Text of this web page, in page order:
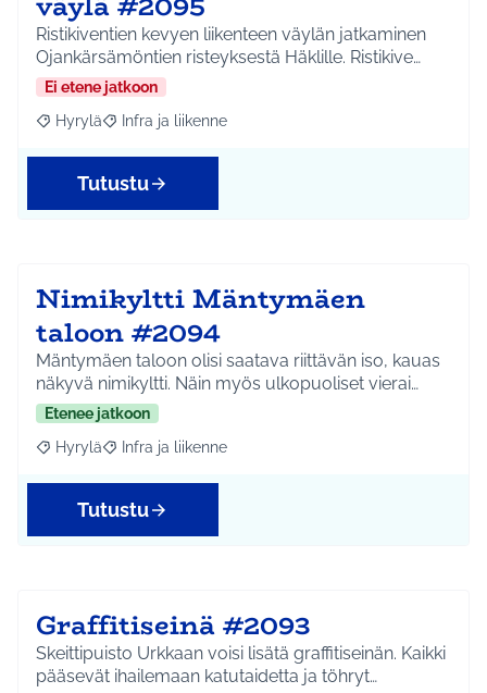
Ristikiventien kevyen liikenteen väylän jatkaminen
Ojankärsämöntien risteyksestä Häklille. Ristikive…
Ei etene jatkoon
Rajaa tulokset aihepiirin mukaan: Hyrylä
Hyrylä Rajaa tulokset teeman mukaan: Infra ja liikenne
Infra ja liikenne
Tutustu
Nimikyltti Mäntymäen
taloon #2094
Mäntymäen taloon olisi saatava riittävän iso, kauas
näkyvä nimikyltti. Näin myös ulkopuoliset vierai…
Etenee jatkoon
Rajaa tulokset aihepiirin mukaan: Hyrylä
Hyrylä Rajaa tulokset teeman mukaan: Infra ja liikenne
Infra ja liikenne
Tutustu
Graffitiseinä #2093
Skeittipuisto Urkkaan voisi lisätä graffitiseinän. Kaikki
pääsevät ihailemaan katutaidetta ja töhryt…